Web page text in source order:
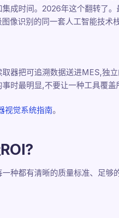
成时间。2026年这个翻转了
像识别的同一套人工智能技术
器把可追溯数据送进MES,独
时最明显,不要让一种工具覆盖
视觉系统指南。
种都有清晰的质量标准、足够